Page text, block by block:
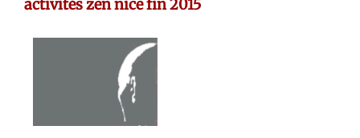
activités zen nice fin 2015